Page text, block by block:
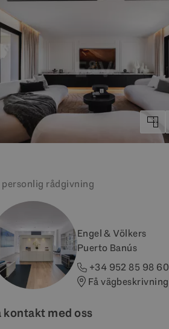
personlig rådgivning
Engel & Völkers
Puerto Banús
+34 952 85 98 60
Få vägbeskrivning
kontakt med oss